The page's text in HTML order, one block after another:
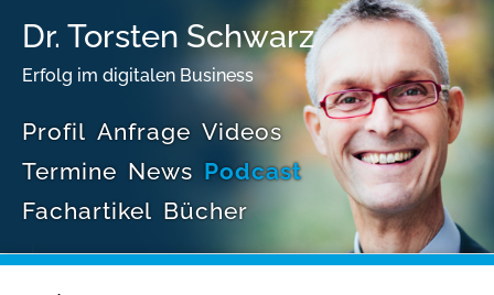
Dr. Torsten Schwarz
Erfolg im digitalen Business
Profil Anfrage Videos
Termine News Podcast
Fachartikel Bücher